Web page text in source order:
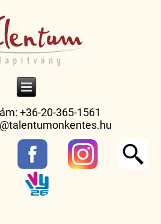
+36-20-365-1561